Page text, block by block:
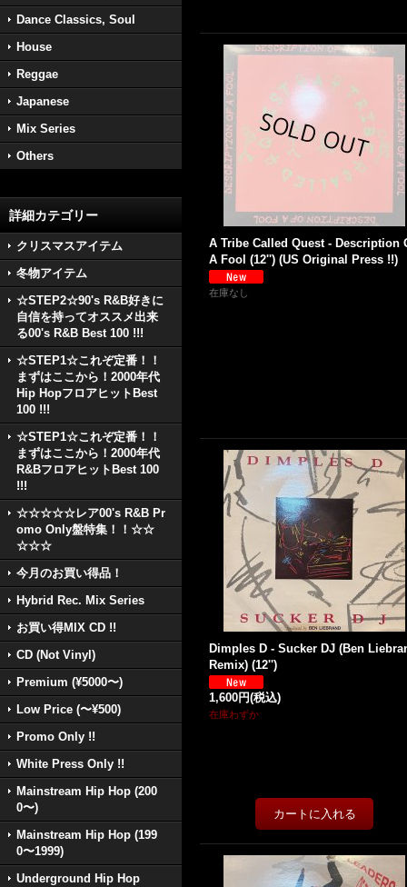
Dance Classics, Soul
House
Reggae
Japanese
Mix Series
Others
詳細カテゴリー
クリスマスアイテム
冬物アイテム
☆STEP2☆90's R&B好きに
自信を持ってオススメ出来
る00's R&B Best 100 !!!
☆STEP1☆これぞ定番！！
まずはここから！2000年代
Hip HopフロアヒットBest
100 !!!
☆STEP1☆これぞ定番！！
まずはここから！2000年代
R&BフロアヒットBest 100
!!!
☆☆☆☆☆レア00's R&B Pr
omo Only盤特集！！☆☆
☆☆☆
今月のお買い得品！
Hybrid Rec. Mix Series
お買い得MIX CD !!
CD (Not Vinyl)
Premium (¥5000〜)
Low Price (〜¥500)
Promo Only !!
White Press Only !!
Mainstream Hip Hop (200
0〜)
Mainstream Hip Hop (199
0〜1999)
Underground Hip Hop
A Tribe Called Quest - Description
A Fool (12'') (US Original Press !!)
在庫なし
Dimples D - Sucker DJ (Ben
Remix) (12'')
1,600円(税込)
在庫わずか